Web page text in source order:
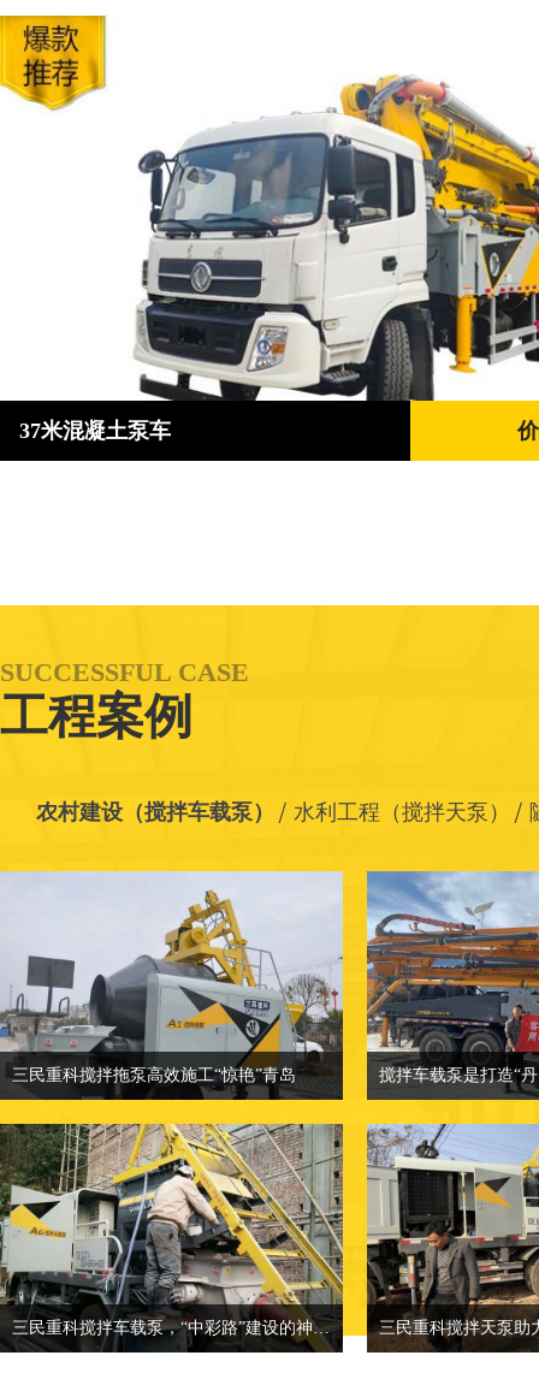
37米混凝土泵车
SUCCESSFUL CASE
工程案例
农村建设（搅拌车载泵） 水利工程（搅拌天泵）
三民重科搅拌拖泵高效施工“惊艳”青岛
三民重科搅拌拖泵高效施工“惊艳”青岛
相关介绍：小型混凝土泵车-混凝土输送
泵厂家
价格面议：小型混凝土泵车价格
地点：客户产品案例分类
相关介绍：小型混
价格面议：也可来
地点：客户产品案
三民重科搅拌车载泵，“中彩路”建设的神秘武器 三民重科搅拌天泵助